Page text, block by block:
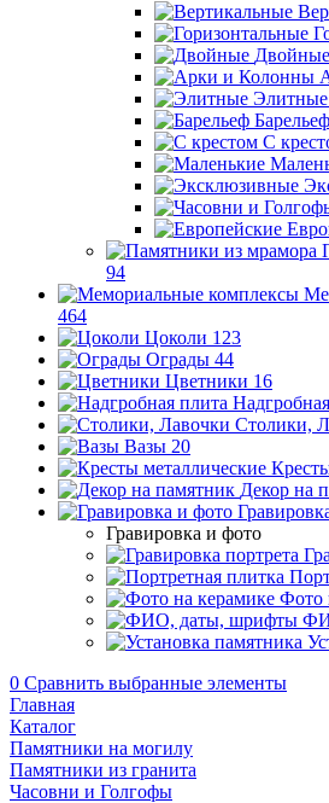
Двойные
Элитные
Барельеф
С
94
464
Цоколи 123
Ограды 44
Цветники 16
Столики,
Вазы 20
Декор на
Гравировка и фото
Фото
0 Сравнить выбранные элементы
Главная
Каталог
Памятники на могилу
Памятники из гранита
Часовни и Голгофы